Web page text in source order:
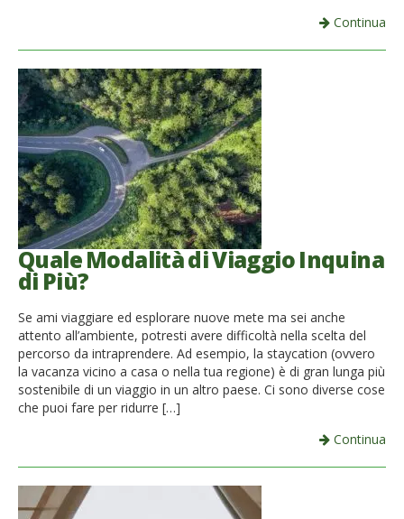
Continua
Quale Modalità di Viaggio Inquina
di Più?
Se ami viaggiare ed esplorare nuove mete ma sei anche
attento all’ambiente, potresti avere difficoltà nella scelta del
percorso da intraprendere. Ad esempio, la staycation (ovvero
la vacanza vicino a casa o nella tua regione) è di gran lunga più
sostenibile di un viaggio in un altro paese. Ci sono diverse cose
che puoi fare per ridurre […]
Continua